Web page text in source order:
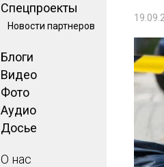
Спецпроекты
Новости партнеров
Блоги
Видео
Фото
Аудио
Досье
О нас